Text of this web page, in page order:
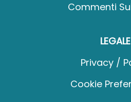
Commenti
LEGALE
Privacy /
Cookie